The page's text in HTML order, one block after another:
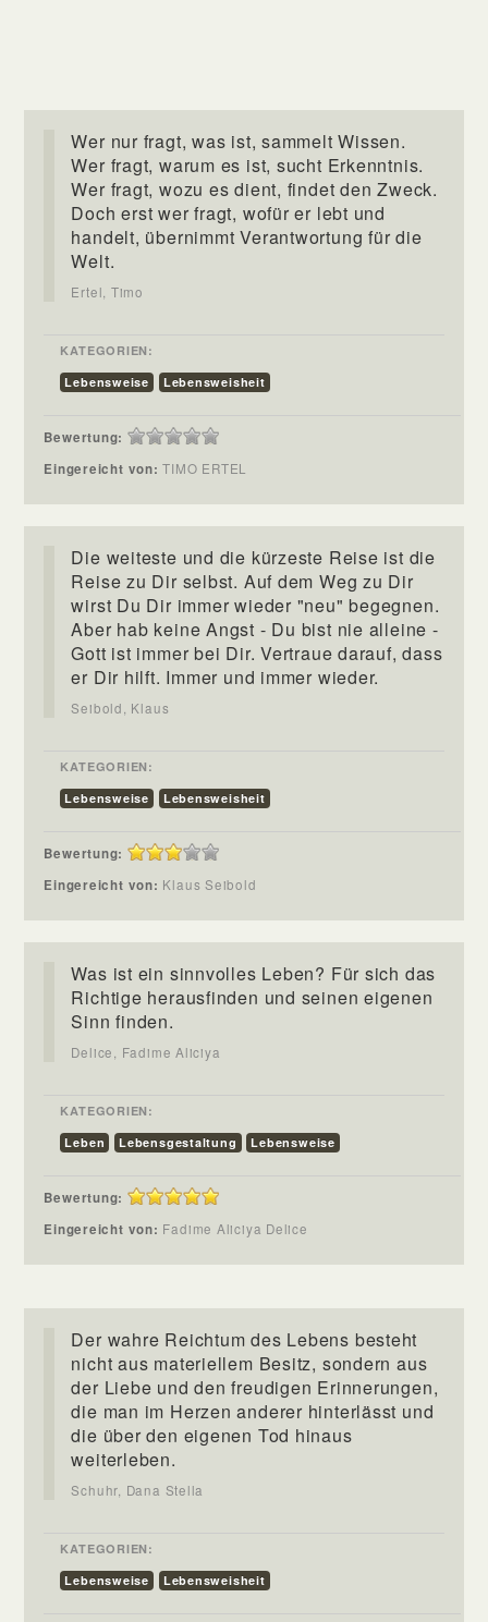
Wer nur fragt, was ist, sammelt Wissen.
Wer fragt, warum es ist, sucht Erkenntnis.
Wer fragt, wozu es dient, findet den Zweck.
Doch erst wer fragt, wofür er lebt und
handelt, übernimmt Verantwortung für die
Welt.
Ertel, Timo
KATEGORIEN:
Lebensweise
Lebensweisheit
Bewertung:
Eingereicht von:TIMO ERTEL
Die weiteste und die kürzeste Reise ist die
Reise zu Dir selbst. Auf dem Weg zu Dir
wirst Du Dir immer wieder "neu" begegnen.
Aber hab keine Angst - Du bist nie alleine -
Gott ist immer bei Dir. Vertraue darauf, dass
er Dir hilft. Immer und immer wieder.
Seibold, Klaus
KATEGORIEN:
Lebensweise
Lebensweisheit
Bewertung:
Eingereicht von: Klaus Seibold
Was ist ein sinnvolles Leben? Für sich das
Richtige herausfinden und seinen eigenen
Sinn finden.
Delice, Fadime Aliciya
KATEGORIEN:
Leben
Lebensgestaltung Lebensweise
Bewertung:
Eingereicht von: Fadime Aliciya Delice
Der wahre Reichtum des Lebens besteht
nicht aus materiellem Besitz, sondern aus
der Liebe und den freudigen Erinnerungen,
die man im Herzen anderer hinterlässt und
die über den eigenen Tod hinaus
weiterleben.
Schuhr, Dana Stella
KATEGORIEN:
Lebensweise
Lebensweisheit